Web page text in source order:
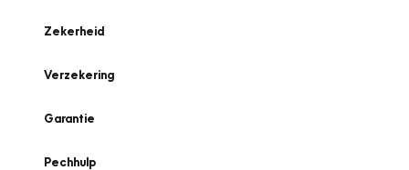
Zekerheid
Verzekering
Garantie
Pechhulp